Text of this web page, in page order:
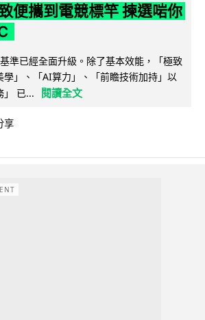
便攜到電競標竿 揀選啱你
準已經全面升級。除了基本效能，「極致
」、「AI算力」、「前瞻技術加持」以
」 已...
閱讀全文
享